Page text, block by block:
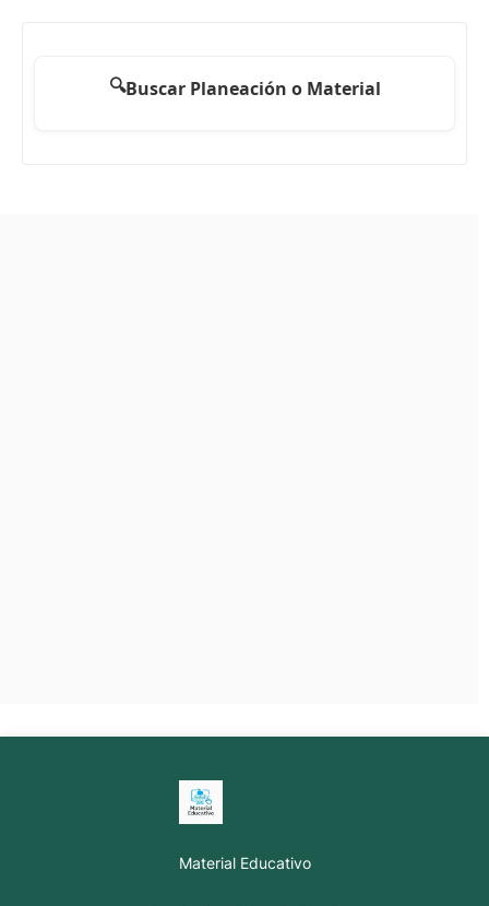
🔍Buscar Planeación o Material
Material Educativo